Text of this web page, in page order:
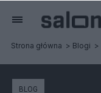
Strona główna Blogi
BLOG